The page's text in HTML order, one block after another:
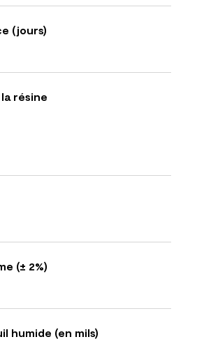
(jours)
résine
(± 2%)
humide (en mils)